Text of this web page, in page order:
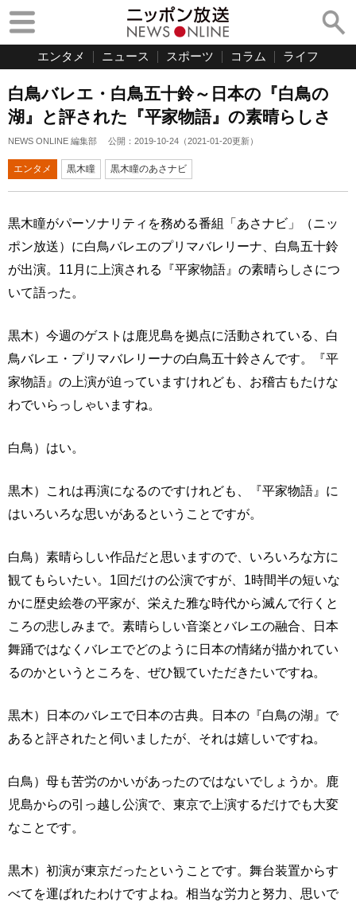
エンタメ ニュース スポーツ コラム ライフ
白鳥バレエ・白鳥五十鈴～日本の『白鳥の
湖』と評された『平家物語』の素晴らしさ
NEWS ONLINE 編集部 公開： 2019-10-24 （2021-01-20更新）
エンタメ 黒木瞳 黒木瞳のあさナビ
黒木瞳がパーソナリティを務める番組「あさナビ」（ニッ
ポン放送）に白鳥バレエのプリマバレリーナ、白鳥五十鈴
が出演。11月に上演される『平家物語』の素晴らしさにつ
いて語った。
黒木）今週のゲストは鹿児島を拠点に活動されている、白
鳥バレエ・プリマバレリーナの白鳥五十鈴さんです。『平
家物語』の上演が迫っていますけれども、お稽古もたけな
わでいらっしゃいますね。
白鳥）はい。
黒木）これは再演になるのですけれども、『平家物語』に
はいろいろな思いがあるということですが。
白鳥）素晴らしい作品だと思いますので、いろいろな方に
観てもらいたい。1回だけの公演ですが、1時間半の短いな
かに歴史絵巻の平家が、栄えた雅な時代から滅んで行くと
ころの悲しみまで。素晴らしい音楽とバレエの融合、日本
舞踊ではなくバレエでどのように日本の情緒が描かれてい
るのかというところを、ぜひ観ていただきたいですね。
黒木）日本のバレエで日本の古典。日本の『白鳥の湖』で
あると評されたと伺いましたが、それは嬉しいですね。
白鳥）母も苦労のかいがあったのではないでしょうか。鹿
児島からの引っ越し公演で、東京で上演するだけでも大変
なことです。
黒木）初演が東京だったということです。舞台装置からす
べてを運ばれたわけですよね。相当な労力と努力、思いで